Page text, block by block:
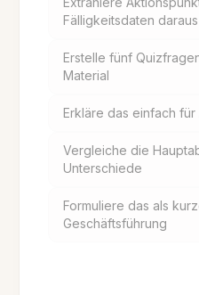
Fälligkeitsdaten daraus
Erstelle fünf
Material
Erkläre das einfach
Vergleiche die
Unterschiede
Formuliere das als
Geschäftsführung